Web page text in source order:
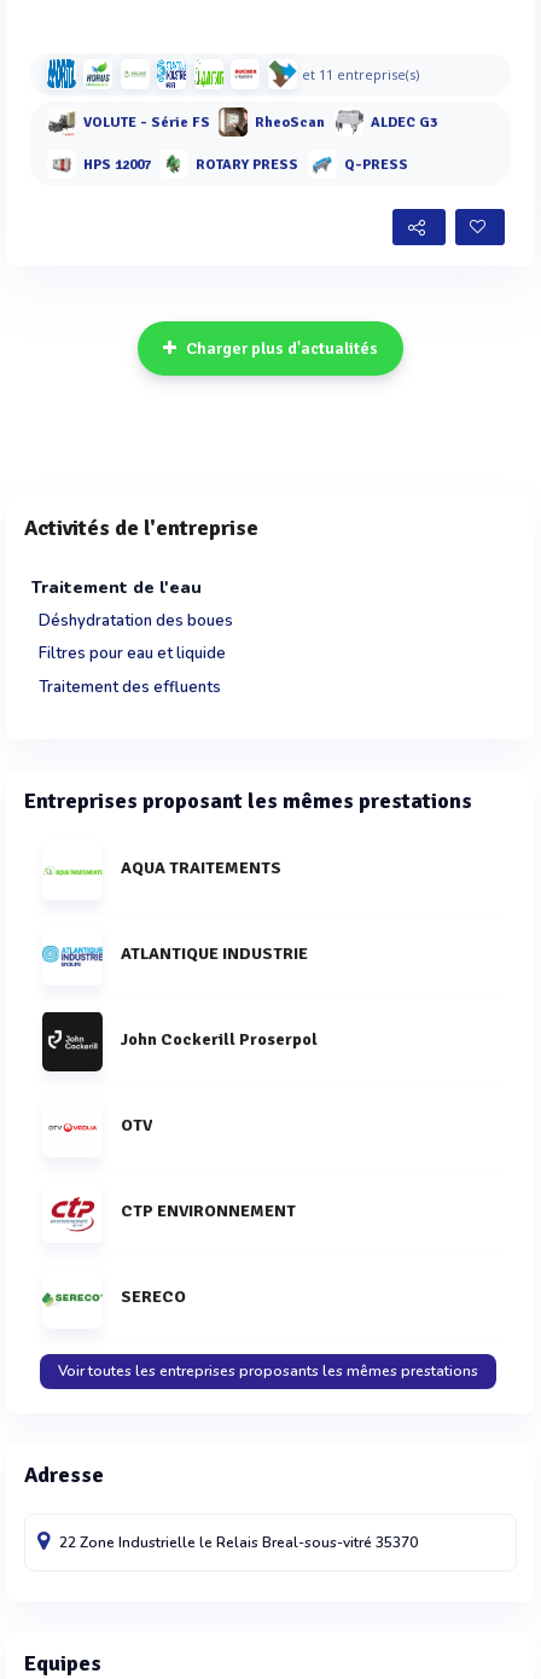
et 11 entreprise(s)
VOLUTE - Série FS RheoScan ALDEC G3
HPS 12007 ROTARY PRESS Q-PRESS
Charger plus d'actualités
Activités de l'entreprise
Traitement de l'eau
Déshydratation des boues
Filtres pour eau et liquide
Traitement des effluents
Entreprises proposant les mêmes prestations
AQUA TRAITEMENTS
ATLANTIQUE INDUSTRIE
John Cockerill Proserpol
OTV
CTP ENVIRONNEMENT
SERECO
Voir toutes les entreprises proposants les mêmes prestations
Adresse
22 Zone Industrielle le RelaisBreal-sous-vitré 35370
Equipes